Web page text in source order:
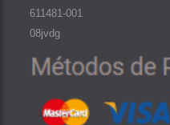
611481-001
08jvdg